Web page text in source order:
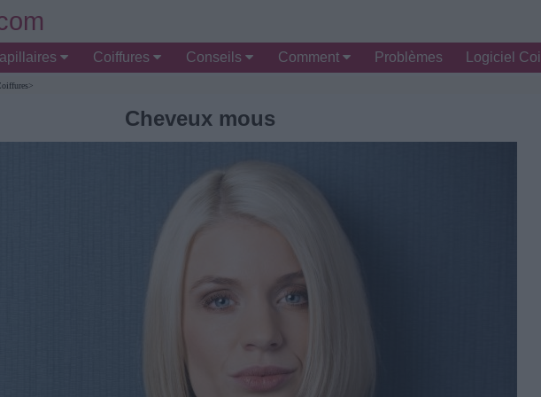
Coiffures Conseils Comment Problèmes Logiciel
>
Cheveux mous